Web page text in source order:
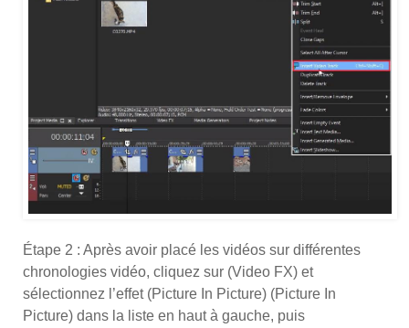
Étape 2 : Après avoir placé les vidéos sur différentes
chronologies vidéo, cliquez sur (Video FX) et
sélectionnez l’effet (Picture In Picture) (Picture In
Picture) dans la liste en haut à gauche, puis